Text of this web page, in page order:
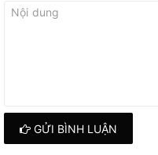
GỬI BÌNH LUẬN